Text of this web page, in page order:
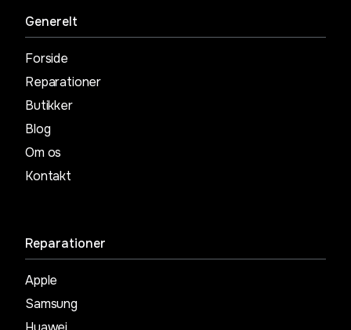
Generelt
Forside
Reparationer
Butikker
Blog
Om os
Kontakt
Reparationer
Apple
Samsung